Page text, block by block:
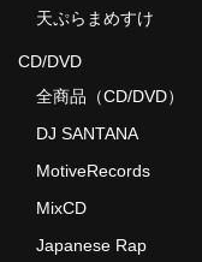
天ぷらまめすけ
CD/DVD
全商品（CD/DVD）
DJ SANTANA
MotiveRecords
MixCD
Japanese Rap